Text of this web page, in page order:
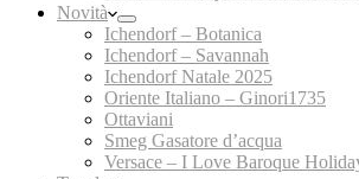
Novità
Ichendorf – Botanica
Ichendorf – Savannah
Ichendorf Natale 2025
Oriente Italiano – Ginori1735
Ottaviani
Smeg Gasatore d’acqua
Versace – I Love Baroque